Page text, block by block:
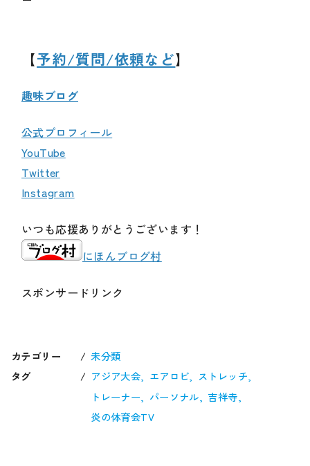
【予約/質問/依頼など】
趣味ブログ
公式プロフィール
YouTube
Twitter
Instagram
いつも応援ありがとうございます！
にほんブログ村
スポンサードリンク
カテゴリー
未分類
タグ
アジア大会 エアロビ
ストレッチ
トレーナー
パーソナル
吉祥寺
炎の体育会TV